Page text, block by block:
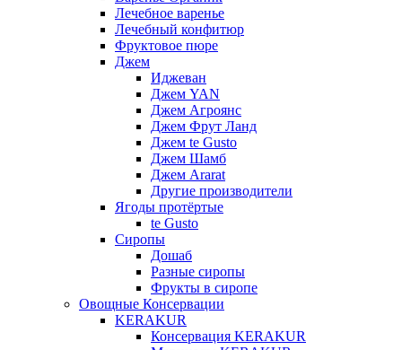
Лечебное варенье
Лечебный конфитюр
Фруктовое пюре
Джем
Иджеван
Джем YAN
Джем Агроянс
Джем Фрут Ланд
Джем te Gusto
Джем Шамб
Джем Ararat
Другие производители
Ягоды протёртые
te Gusto
Сиропы
Дошаб
Разные сиропы
Фрукты в сиропе
Овощные Консервации
KERAKUR
Консервация KERAKUR